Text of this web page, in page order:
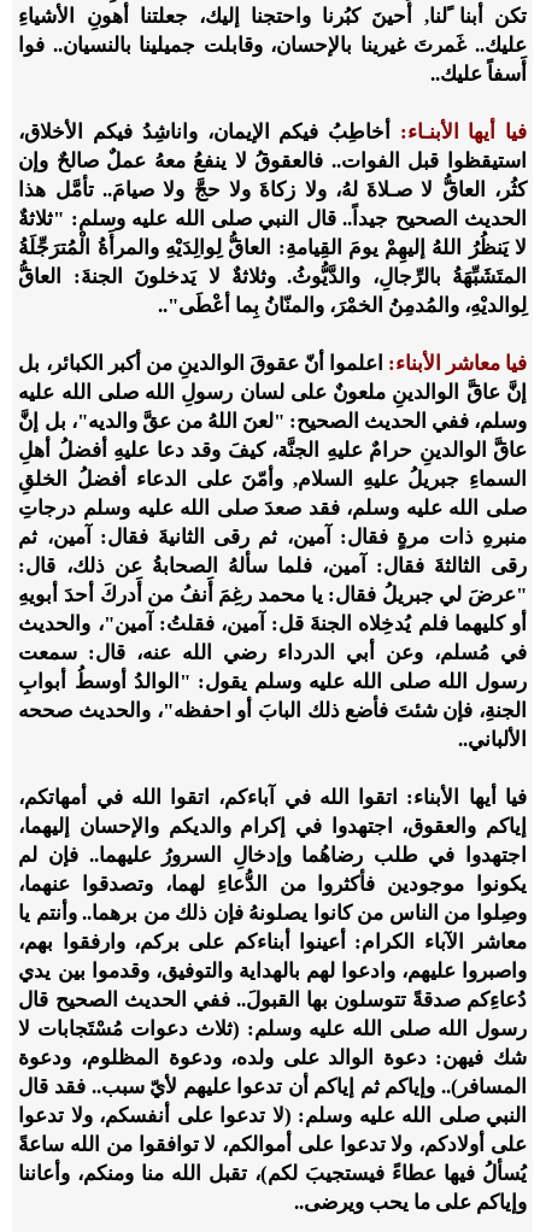
تكن أبنا ًلنا, أَحينَ كبُرنا واحتجنا إليك، جعلتنا أهونِ الأشياءِ
عليك.. غَمرتَ غيرينا بالإحسان، وقابلت جميلينا بالنسيان.. فوا
أَسفاً عليك..
فيا أيها الأبنـاء:
أخاطِبُ فيكم الإيمان، واناشِدُ فيكم الأخلاق،
استيقظوا قبل الفوات.. فالعقوقُ لا ينفعُ معهُ عملٌ صالحٌ وإن
كثُر، العاقُّ لا صـلاةَ لهُ، ولا زكاةَ ولا حجَّ ولا صيامَ.. تأمَّل هذا
الحديث الصحيح جيداً.. قال النبي صلى الله عليه وسلم: "ثلاثةٌ
لا يَنظُرُ اللهُ إليهِمْ يومَ القِيامةِ: العاقُّ لِوالِدَيْهِ والمرأَةُ الْمُترَجِّلَةُ
المتَشَبِّهَةُ بالرِّجالِ، والدَّيُّوثُ. وثلاثةٌ لا يَدخلونَ الجنةَ: العاقُّ
لِوالديْهِ، والمُدمِنُ الخمْرَ، والمنّانُ بِما أعْطَى"..
فيا معاشر الأبناء: اعلموا أنّ عقوقَ الوالدينِ من أكبر الكبائر، بل
إنَّ عاقَّ الوالدينِ ملعونٌ على لسان رسولِ الله صلى الله عليه
وسلم، ففي الحديث الصحيح: "لعنَ اللهُ من عقَّ والديه"، بل إنَّ
عاقَّ الوالدينِ حرامٌ عليهِ الجنَّة، كيفَ وقد دعا عليهِ أفضلُ أهلِ
السماءِ جبريلُ عليهِ السلام, وأمّنَ على الدعاء أفضلُ الخلقِ
صلى الله عليه وسلم، فقد صعدَ صلى الله عليه وسلم درجاتِ
منبرهِ ذات مرةٍ فقال: آمين، ثم رقى الثانيةَ فقال: آمين، ثم
رقى الثالثةَ فقال: آمين، فلما سألهُ الصحابةُ عن ذلك، قال:
"عرضَ لي جبريلُ فقال: يا محمد رغِمَ أَنفُ من أَدركَ أحدَ أبويهِ
أو كليهما فلم يُدخِلاه الجنةَ قل: آمين، فقلتُ: آمين"، والحديث
في مُسلم، وعن أبي الدرداء رضي الله عنه، قال: سمعت
رسول الله صلى الله عليه وسلم يقول: "الوالدُ أوسطُ أبوابِ
الجنةِ، فإن شئتَ فأضع ذلك البابَ أو احفظه"، والحديث صححه
الألباني..
فيا أيها الأبناء: اتقوا الله في آباءكم، اتقوا الله في أمهاتكم،
إياكم والعقوق، اجتهدوا في إكرام والديكم والإحسان إليهما،
اجتهدوا في طلب رضاهُما وإدخالِ السرورُ عليهما.. فإن لم
يكونوا موجودين فأكثروا من الدُّعاءِ لهما، وتصدقوا عنهما،
وصِلوا من الناس من كانوا يصلونهُ فإن ذلك من برهما.. وأنتم يا
معاشر الآباء الكرام: أعينوا أبناءكم على بركم، وارفقوا بهم،
واصبروا عليهم، وادعوا لهم بالهداية والتوفيق، وقدموا بين يدي
دُعاءِكم صدقةً تتوسلون بها القبولَ.. ففي الحديث الصحيح قال
رسول الله صلى الله عليه وسلم: (ثلاث دعوات مُسْتَجابات لا
شك فيهن: دعوة الوالد على ولده، ودعوة المظلوم، ودعوة
المسافر).. وإياكم ثم إياكم أن تدعوا عليهم لأيّ سبب.. فقد قال
النبي صلى الله عليه وسلم: (لا تدعوا على أنفسكم، ولا تدعوا
على أولادكم، ولا تدعوا على أموالكم، لا توافقوا من الله ساعةً
يُسألُ فيها عطاءً فيستجيبَ لكم)، تقبل الله منا ومنكم، وأعاننا
وإياكم على ما يحب ويرضى..